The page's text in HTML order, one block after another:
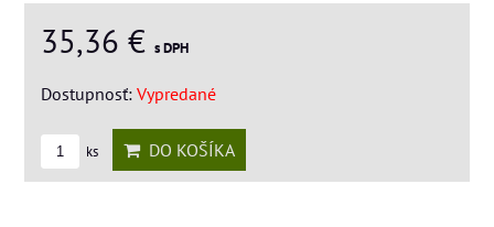
35,36 € s DPH
Dostupnosť: Vypredané
ks DO KOŠÍKA